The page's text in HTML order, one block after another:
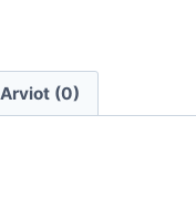
Arviot (0)